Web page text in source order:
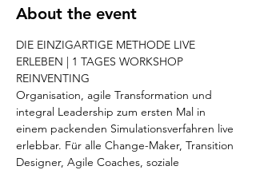
About the event
DIE EINZIGARTIGE METHODE LIVE
ERLEBEN | 1 TAGES WORKSHOP
REINVENTING
Organisation, agile Transformation und
integral Leadership zum ersten Mal in
einem packenden Simulationsverfahren live
erlebbar. Für alle Change-Maker, Transition
Designer, Agile Coaches, soziale